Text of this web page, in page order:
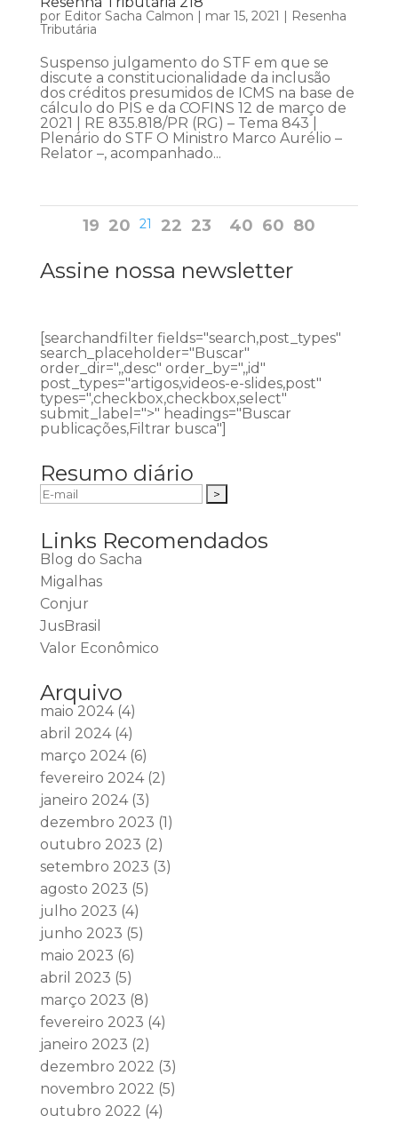
por Editor Sacha Calmon | mar 15, 2021 | Resenha
Tributária
Suspenso julgamento do STF em que se
discute a constitucionalidade da inclusão
dos créditos presumidos de ICMS na base de
cálculo do PIS e da COFINS 12 de março de
2021 | RE 835.818/PR (RG) – Tema 843 |
Plenário do STF O Ministro Marco Aurélio –
Relator –, acompanhado...
19 20 21 22 23 40 60 80
Assine nossa newsletter
[searchandfilter fields="search,post_types"
search_placeholder="Buscar"
order_dir=",,desc" order_by=",,id"
post_types="artigos,videos-e-slides,post"
types=",checkbox,checkbox,select"
submit_label=">" headings="Buscar
publicações,Filtrar busca"]
Resumo diário
Links Recomendados
Blog do Sacha
Migalhas
Conjur
JusBrasil
Valor Econômico
Arquivo
maio 2024(4)
abril 2024(4)
março 2024(6)
fevereiro 2024(2)
janeiro 2024(3)
dezembro 2023 (1)
outubro 2023 (2)
setembro 2023 (3)
agosto 2023 (5)
julho 2023 (4)
junho 2023 (5)
maio 2023 (6)
abril 2023 (5)
março 2023 (8)
fevereiro 2023 (4)
janeiro 2023 (2)
dezembro 2022 (3)
novembro 2022 (5)
outubro 2022 (4)